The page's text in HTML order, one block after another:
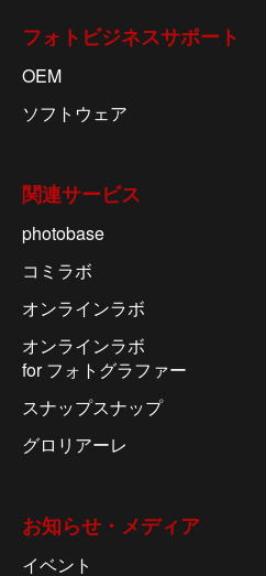
フォトビジネスサポート
OEM
ソフトウェア
関連サービス
photobase
コミラボ
オンラインラボ
オンラインラボ
for フォトグラファー
スナップスナップ
グロリアーレ
お知らせ・メディア
イベント